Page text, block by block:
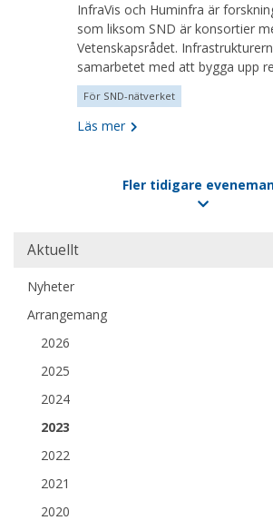
InfraVis och Huminfra är
som liksom SND är konsortier
Vetenskapsrådet.
samarbetet med att bygga upp
För SND-nätverket
Läs mer
Fler tidigare
Sortera
år
Aktuellt
Nyheter
Arrangemang
2026
2025
2024
2023
2022
2021
2020